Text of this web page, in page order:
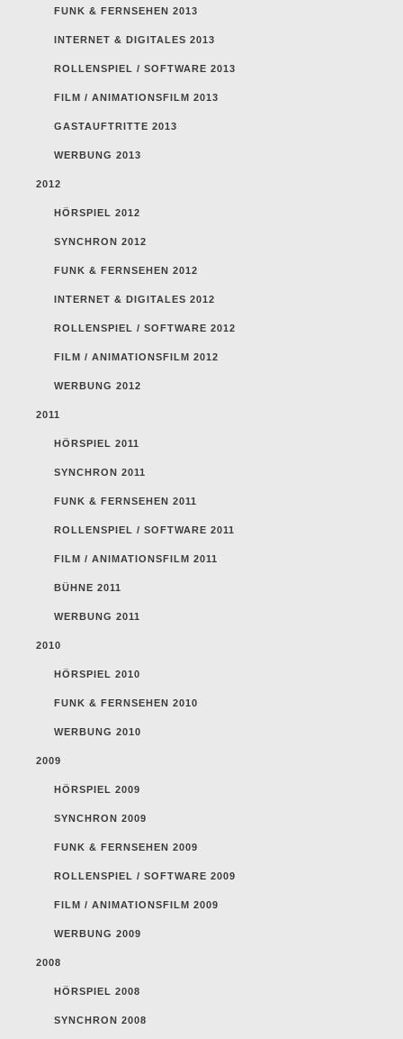
FUNK & FERNSEHEN 2013
INTERNET & DIGITALES 2013
ROLLENSPIEL / SOFTWARE 2013
FILM / ANIMATIONSFILM 2013
GASTAUFTRITTE 2013
WERBUNG 2013
2012
HÖRSPIEL 2012
SYNCHRON 2012
FUNK & FERNSEHEN 2012
INTERNET & DIGITALES 2012
ROLLENSPIEL / SOFTWARE 2012
FILM / ANIMATIONSFILM 2012
WERBUNG 2012
2011
HÖRSPIEL 2011
SYNCHRON 2011
FUNK & FERNSEHEN 2011
ROLLENSPIEL / SOFTWARE 2011
FILM / ANIMATIONSFILM 2011
BÜHNE 2011
WERBUNG 2011
2010
HÖRSPIEL 2010
FUNK & FERNSEHEN 2010
WERBUNG 2010
2009
HÖRSPIEL 2009
SYNCHRON 2009
FUNK & FERNSEHEN 2009
ROLLENSPIEL / SOFTWARE 2009
FILM / ANIMATIONSFILM 2009
WERBUNG 2009
2008
HÖRSPIEL 2008
SYNCHRON 2008